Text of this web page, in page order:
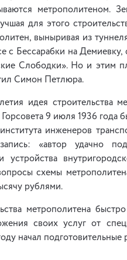
метрополитеном.
для этого
выныривая из
с Бессарабки на
Слободки». Но и этим
Симон Петлюра.
идея строительства
9 июля 1936 года
инженеров
запись: «автор удачно
устройства
схемы
рублями.
метрополитена
своих услуг от
начал